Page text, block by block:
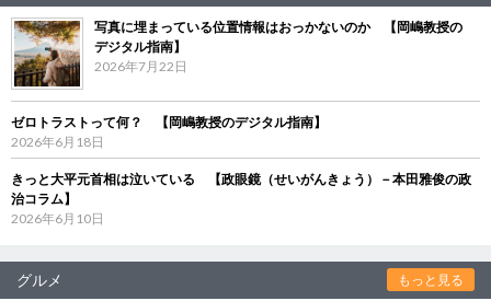
写真に埋まっている位置情報はおっかないのか 【岡嶋教授の
デジタル指南】
2026年7月22日
ゼロトラストって何？ 【岡嶋教授のデジタル指南】
2026年6月18日
きっと大平元首相は泣いている 【政眼鏡（せいがんきょう）－本田雅俊の政
治コラム】
2026年6月10日
グルメ もっと見る